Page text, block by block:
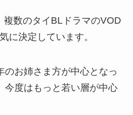
複数のタイBLドラマのVOD
に決定しています。
のお姉さま方が中心となっ
今度はもっと若い層が中心